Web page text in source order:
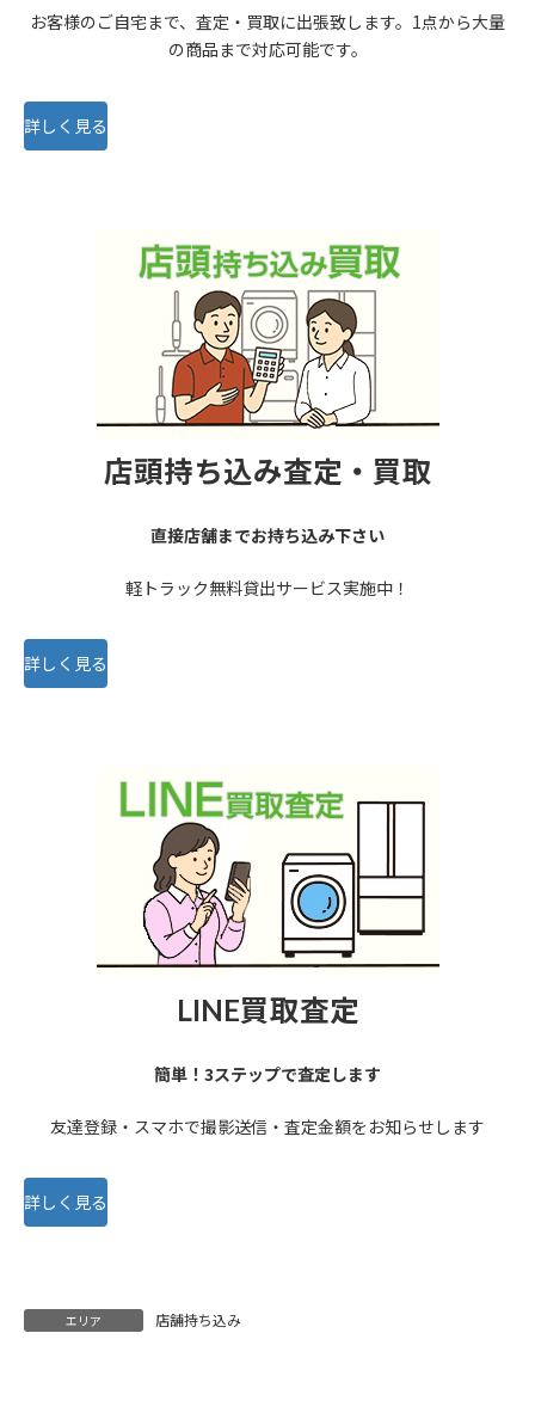
お客様のご自宅まで、査定・買取に出張致します。1点から大量
の商品まで対応可能です。
詳しく見る
店頭持ち込み査定・買取
直接店舗までお持ち込み下さい
軽トラック無料貸出サービス実施中！
詳しく見る
LINE買取査定
簡単！3ステップで査定します
友達登録・スマホで撮影送信・査定金額をお知らせします
詳しく見る
エリア 店舗持ち込み